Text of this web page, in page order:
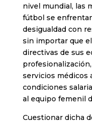
nivel mundial, las
fútbol se
desigualdad con
sin importar que
directivas de sus
servicios médicos
condiciones
al equipo femenil
Cuestionar dicha